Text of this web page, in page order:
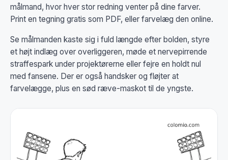
målmand, hvor hver stor redning venter på dine farver.
Print en tegning gratis som PDF, eller farvelæg den online.
Se målmanden kaste sig i fuld længde efter bolden, styre
et højt indlæg over overliggeren, møde et nervepirrende
straffespark under projektørerne eller fejre en holdt nul
med fansene. Der er også handsker og fløjter at
farvelægge, plus en sød ræve-maskot til de yngste.